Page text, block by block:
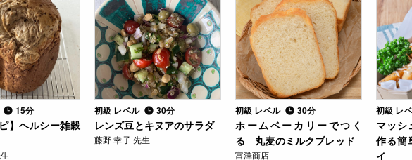
15分
】ヘルシー雑穀
初級 レベル 30分
レンズ豆とキヌアのサラダ
藤野 幸子 先生
初級 レベル 30分
ホームベーカリーでつく
る 丸麦のミルクブレッド
富澤商店
初級 レ
マッシ
作る簡
イ